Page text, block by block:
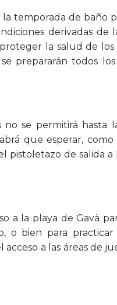
temporada de baño
derivadas de
la salud de
prepararán todos los
se permitirá hasta
que esperar,
pistoletazo de salida a
a la playa de Gavà
bien para practicar
a las áreas de